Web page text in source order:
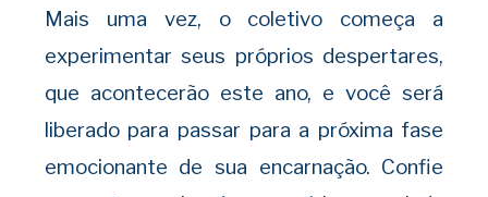
Mais uma vez, o coletivo começa a
experimentar seus próprios despertares,
que acontecerão este ano, e você será
liberado para passar para a próxima fase
emocionante de sua encarnação. Confie